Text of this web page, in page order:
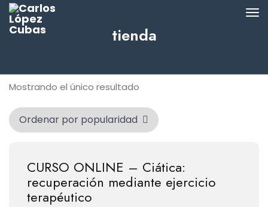
tienda
Mostrando el único resultado
CURSO ONLINE – Ciática:
recuperación mediante ejercicio
terapéutico